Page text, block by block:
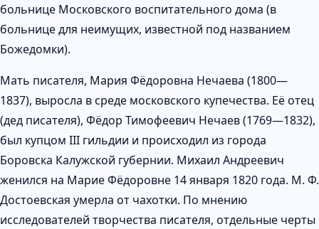
больнице Московского воспитательного дома (в
больнице для неимущих, известной под названием
Божедомки).
Мать писателя, Мария Фёдоровна Нечаева (1800—
1837), выросла в среде московского купечества. Её отец
(дед писателя), Фёдор Тимофеевич Нечаев (1769—1832),
был купцом III гильдии и происходил из города
Боровска Калужской губернии. Михаил Андреевич
женился на Марие Фёдоровне 14 января 1820 года. М. Ф.
Достоевская умерла от чахотки. По мнению
исследователей творчества писателя, отдельные черты